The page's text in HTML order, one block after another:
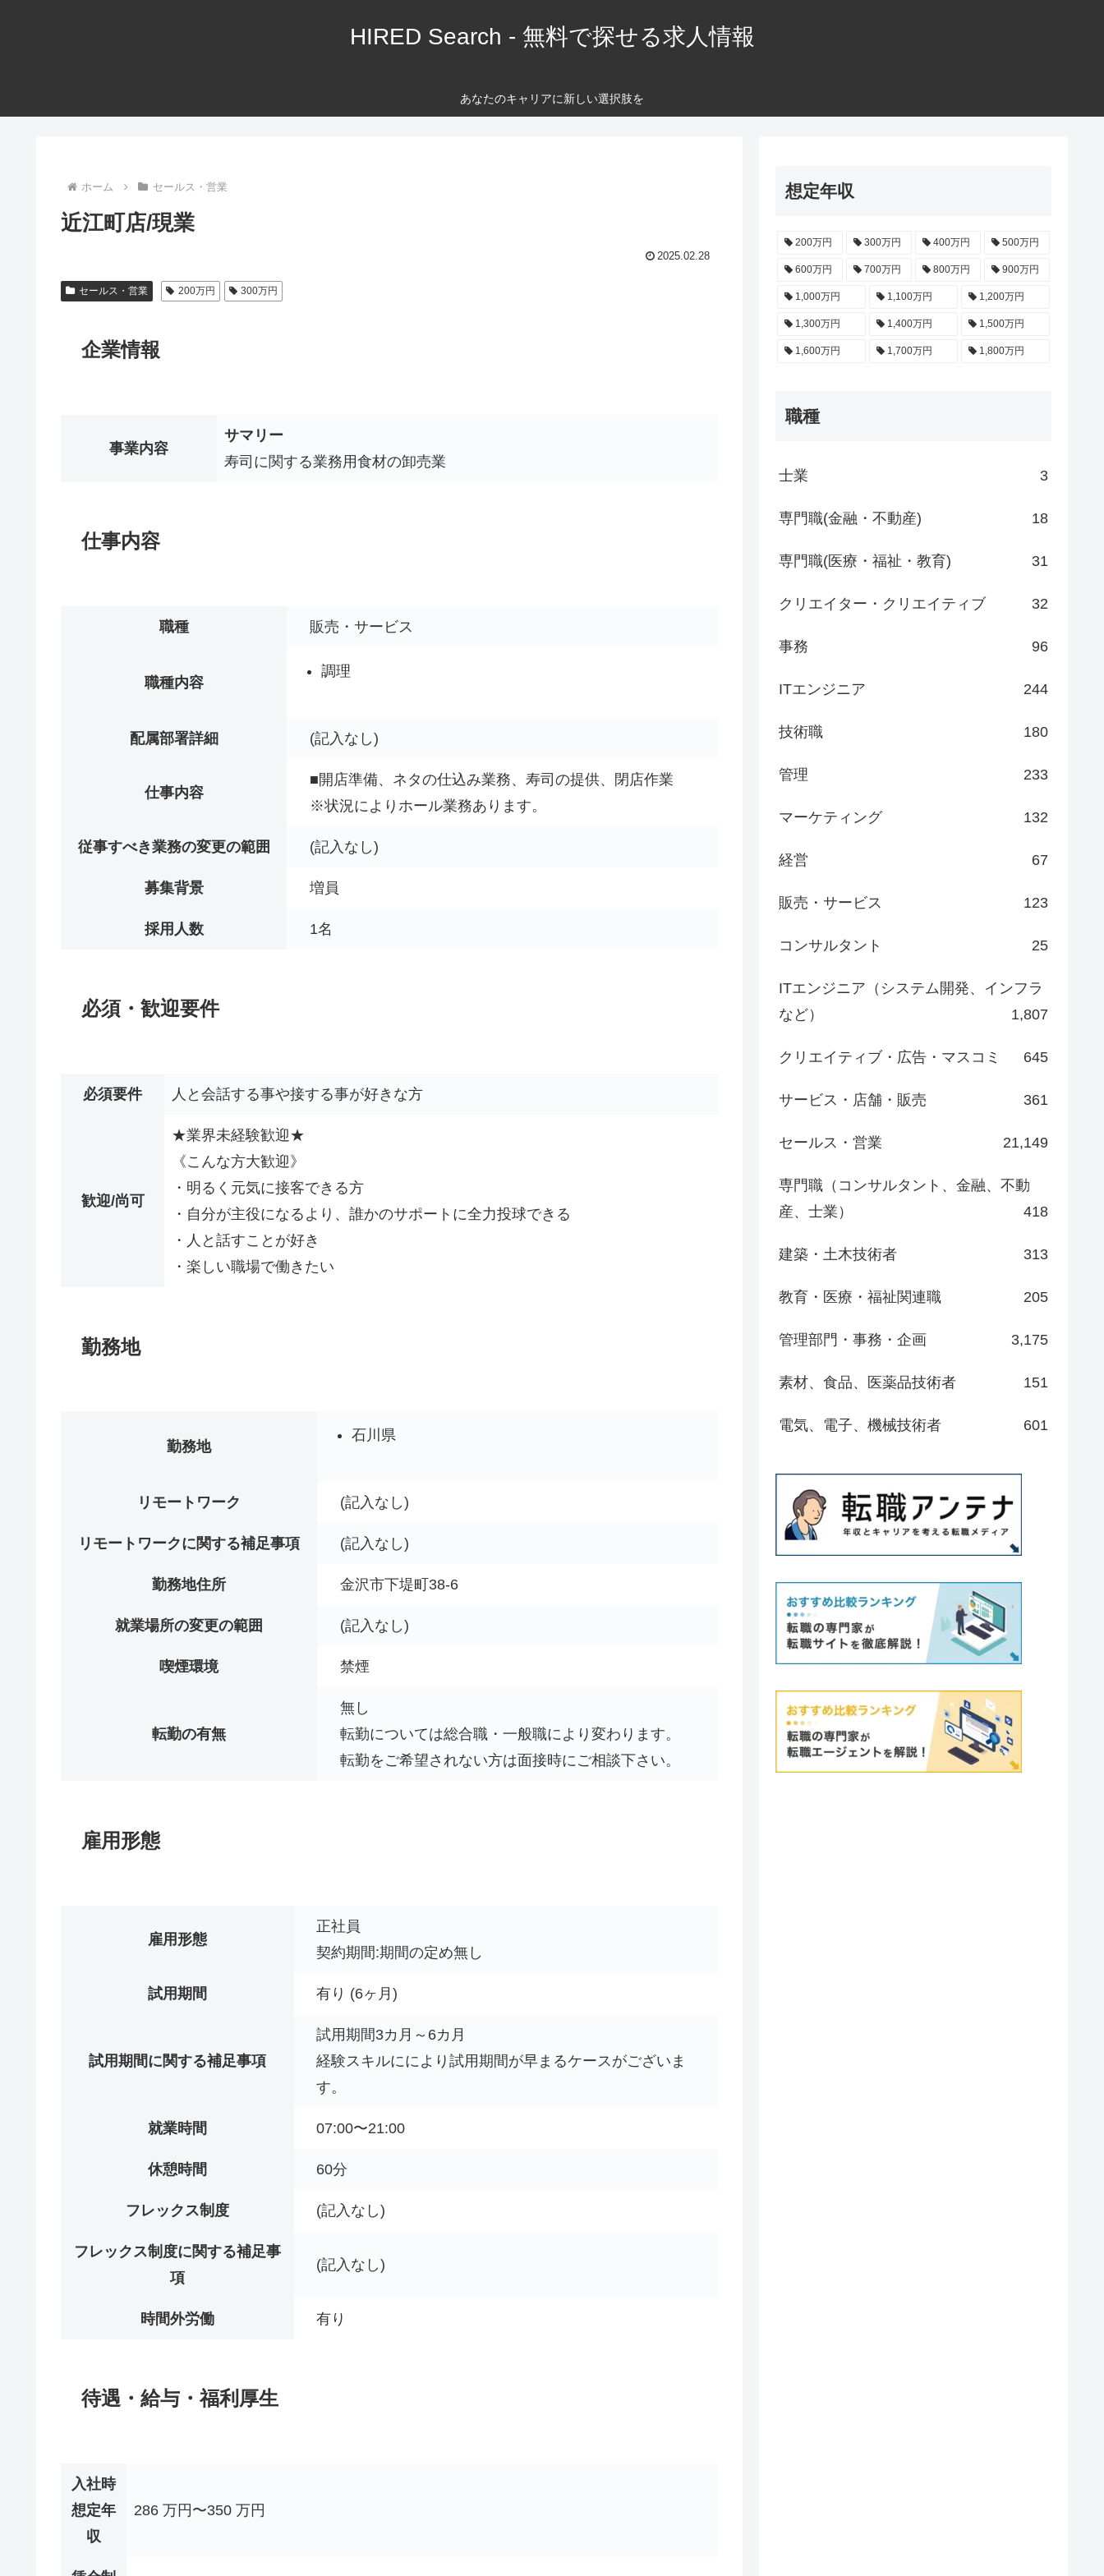
HIRED Search - 無料で探せる求人情報
あなたのキャリアに新しい選択肢を
ホーム セールス・営業
近江町店/現業
2025.02.28
セールス・営業 200万円 300万円
企業情報
事業内容
サマリー
寿司に関する業務用食材の卸売業
仕事内容
職種 販売・サービス
職種内容
調理
配属部署詳細 (記入なし)
仕事内容
■開店準備、ネタの仕込み業務、寿司の提供、閉店作業
※状況によりホール業務あります。
従事すべき業務の変更の範囲 (記入なし)
募集背景 増員
採用人数 1名
必須・歓迎要件
必須要件 人と会話する事や接する事が好きな方
歓迎/尚可
★業界未経験歓迎★
《こんな方大歓迎》
・明るく元気に接客できる方
・自分が主役になるより、誰かのサポートに全力投球できる
・人と話すことが好き
・楽しい職場で働きたい
勤務地
勤務地
石川県
リモートワーク (記入なし)
リモートワークに関する補足事項 (記入なし)
勤務地住所 金沢市下堤町38-6
就業場所の変更の範囲 (記入なし)
喫煙環境 禁煙
転勤の有無
無し
転勤については総合職・一般職により変わります。
転勤をご希望されない方は面接時にご相談下さい。
雇用形態
雇用形態
正社員
契約期間:期間の定め無し
試用期間 有り (6ヶ月)
試用期間に関する補足事項
試用期間3カ月～6カ月
経験スキルににより試用期間が早まるケースがございま
す。
就業時間 07:00〜21:00
休憩時間 60分
フレックス制度 (記入なし)
フレックス制度に関する補足事
項
(記入なし)
時間外労働 有り
待遇・給与・福利厚生
入社時
想定年
収
286 万円〜350 万円
想定年収
200万円 300万円 400万円 500万円
600万円 700万円 800万円 900万円
1,000万円 1,100万円 1,200万円
1,300万円 1,400万円 1,500万円
1,600万円 1,700万円 1,800万円
職種
士業 3
専門職(金融・不動産) 18
専門職(医療・福祉・教育) 31
クリエイター・クリエイティブ 32
事務 96
ITエンジニア 244
技術職 180
管理 233
マーケティング 132
経営 67
販売・サービス 123
コンサルタント 25
ITエンジニア（システム開発、インフラ
など）
1,807
クリエイティブ・広告・マスコミ 645
サービス・店舗・販売 361
セールス・営業 21,149
専門職（コンサルタント、金融、不動
産、士業）
418
建築・土木技術者 313
教育・医療・福祉関連職 205
管理部門・事務・企画 3,175
素材、食品、医薬品技術者 151
電気、電子、機械技術者 601